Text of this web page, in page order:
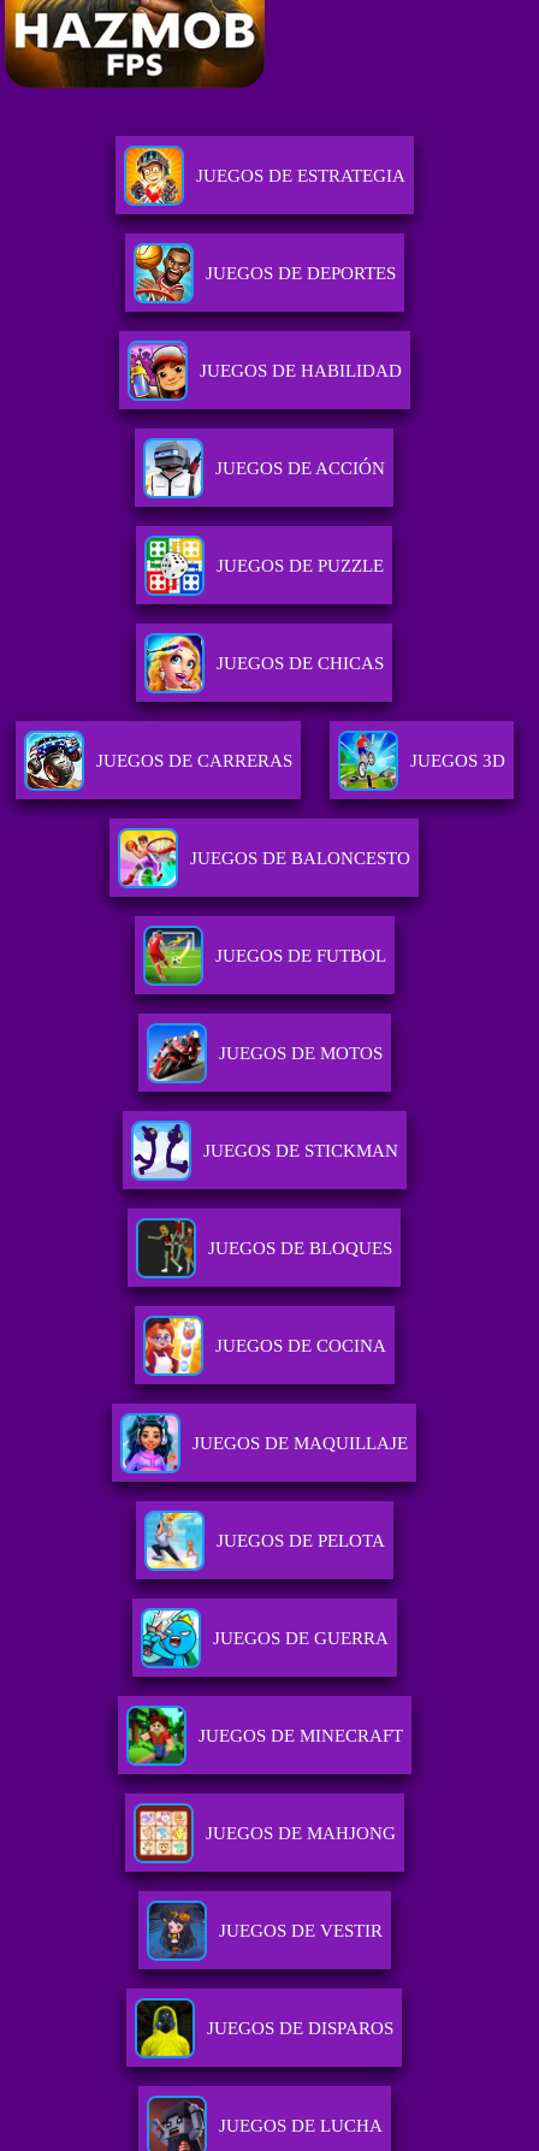
JUEGOS DE ESTRATEGIA
JUEGOS DE DEPORTES
JUEGOS DE HABILIDAD
JUEGOS DE ACCIÓN
JUEGOS DE PUZZLE
JUEGOS DE CHICAS
JUEGOS DE CARRERAS JUEGOS 3D
JUEGOS DE BALONCESTO
JUEGOS DE FUTBOL
JUEGOS DE MOTOS
JUEGOS DE STICKMAN
JUEGOS DE BLOQUES
JUEGOS DE COCINA
JUEGOS DE MAQUILLAJE
JUEGOS DE PELOTA
JUEGOS DE GUERRA
JUEGOS DE MINECRAFT
JUEGOS DE MAHJONG
JUEGOS DE VESTIR
JUEGOS DE DISPAROS
JUEGOS DE LUCHA